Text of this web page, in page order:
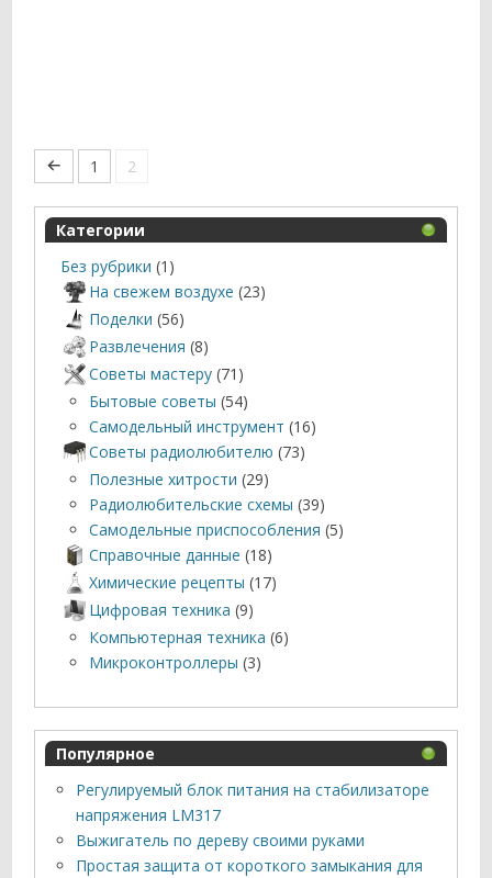
1 2
Категории
Без рубрики (1)
На свежем воздухе (23)
Поделки (56)
Развлечения (8)
Советы мастеру (71)
Бытовые советы (54)
Самодельный инструмент (16)
Советы радиолюбителю (73)
Полезные хитрости (29)
Радиолюбительские схемы (39)
Самодельные приспособления (5)
Справочные данные (18)
Химические рецепты (17)
Цифровая техника (9)
Компьютерная техника (6)
Микроконтроллеры (3)
Популярное
Регулируемый блок питания на стабилизаторе
напряжения LM317
Выжигатель по дереву своими руками
Простая защита от короткого замыкания для